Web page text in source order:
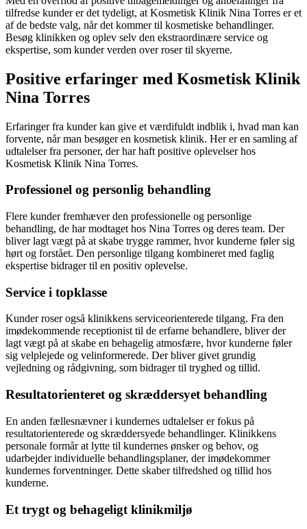
tilfredse kunder er det tydeligt, at Kosmetisk Klinik Nina Torres er et
af de bedste valg, når det kommer til kosmetiske behandlinger.
Besøg klinikken og oplev selv den ekstraordinære service og
ekspertise, som kunder verden over roser til skyerne.
Positive erfaringer med Kosmetisk Klinik
Nina Torres
Erfaringer fra kunder kan give et værdifuldt indblik i, hvad man kan
forvente, når man besøger en kosmetisk klinik. Her er en samling af
udtalelser fra personer, der har haft positive oplevelser hos
Kosmetisk Klinik Nina Torres.
Professionel og personlig behandling
Flere kunder fremhæver den professionelle og personlige
behandling, de har modtaget hos Nina Torres og deres team. Der
bliver lagt vægt på at skabe trygge rammer, hvor kunderne føler sig
hørt og forstået. Den personlige tilgang kombineret med faglig
ekspertise bidrager til en positiv oplevelse.
Service i topklasse
Kunder roser også klinikkens serviceorienterede tilgang. Fra den
imødekommende receptionist til de erfarne behandlere, bliver der
lagt vægt på at skabe en behagelig atmosfære, hvor kunderne føler
sig velplejede og velinformerede. Der bliver givet grundig
vejledning og rådgivning, som bidrager til tryghed og tillid.
Resultatorienteret og skræddersyet behandling
En anden fællesnævner i kundernes udtalelser er fokus på
resultatorienterede og skræddersyede behandlinger. Klinikkens
personale formår at lytte til kundernes ønsker og behov, og
udarbejder individuelle behandlingsplaner, der imødekommer
kundernes forventninger. Dette skaber tilfredshed og tillid hos
kunderne.
Et trygt og behageligt klinikmiljø